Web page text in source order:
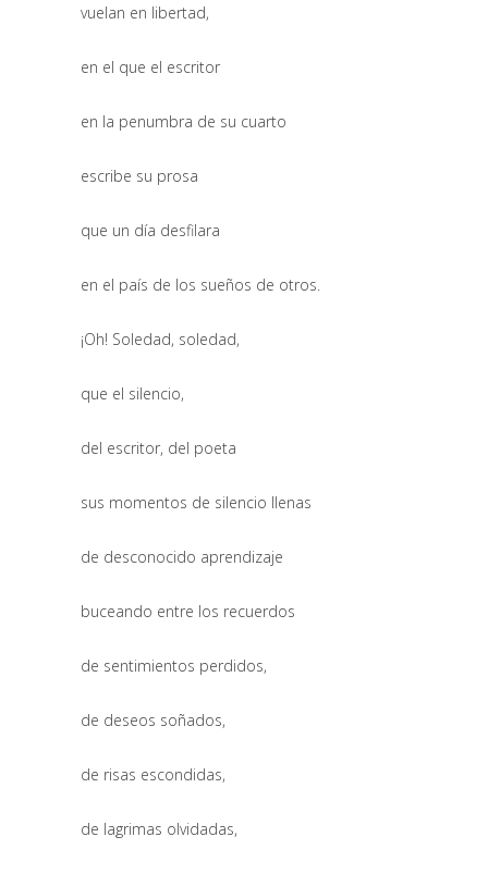
vuelan en libertad,
en el que el escritor
en la penumbra de su cuarto
escribe su prosa
que un día desfilara
en el país de los sueños de otros.
¡Oh! Soledad, soledad,
que el silencio,
del escritor, del poeta
sus momentos de silencio llenas
de desconocido aprendizaje
buceando entre los recuerdos
de sentimientos perdidos,
de deseos soñados,
de risas escondidas,
de lagrimas olvidadas,